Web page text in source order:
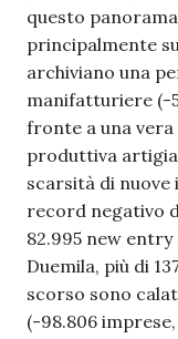
questo
principalmente
archiviano una
manifatturiere (-
fronte a una
produttiva
scarsità di nuove
record negativo
82.995 new
Duemila, più di
scorso sono
(-98.806